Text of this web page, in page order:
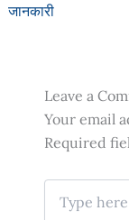
जानकारी
Leave a
Your email
Required